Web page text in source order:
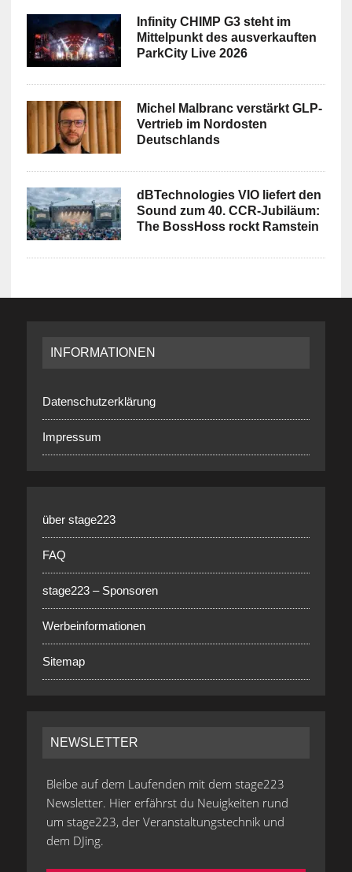
Infinity CHIMP G3 steht im
Mittelpunkt des ausverkauften
ParkCity Live 2026
Michel Malbranc verstärkt GLP-
Vertrieb im Nordosten
Deutschlands
dBTechnologies VIO liefert den
Sound zum 40. CCR-Jubiläum:
The BossHoss rockt Ramstein
INFORMATIONEN
Datenschutzerklärung
Impressum
über stage223
FAQ
stage223 – Sponsoren
Werbeinformationen
Sitemap
NEWSLETTER
Bleibe auf dem Laufenden mit dem stage223
Newsletter. Hier erfährst du Neuigkeiten rund
um stage223, der Veranstaltungstechnik und
dem DJing.